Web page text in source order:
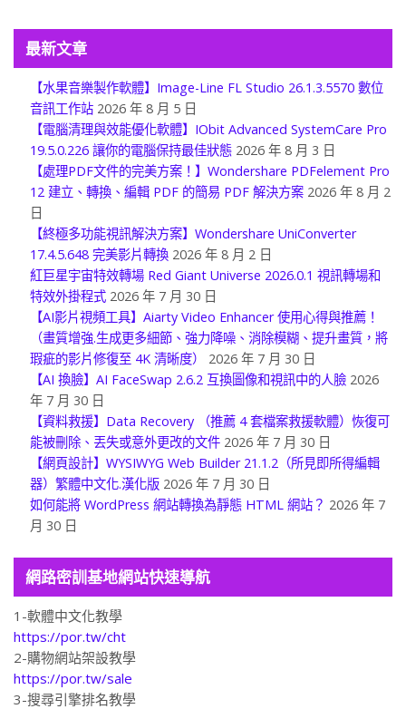
最新文章
【水果音樂製作軟體】Image-Line FL Studio 26.1.3.5570 數位
音訊工作站 2026 年 8 月 5 日
【電腦清理與效能優化軟體】IObit Advanced SystemCare Pro
19.5.0.226 讓你的電腦保持最佳狀態 2026 年 8 月 3 日
【處理PDF文件的完美方案！】Wondershare PDFelement Pro
12 建立、轉換、編輯 PDF 的簡易 PDF 解決方案 2026 年 8 月 2
日
【終極多功能視訊解決方案】Wondershare UniConverter
17.4.5.648 完美影片轉換 2026 年 8 月 2 日
紅巨星宇宙特效轉場 Red Giant Universe 2026.0.1 視訊轉場和
特效外掛程式 2026 年 7 月 30 日
【AI影片視頻工具】Aiarty Video Enhancer 使用心得與推薦！
（畫質增強.生成更多細節、強力降噪、消除模糊、提升畫質，將
瑕疵的影片修復至 4K 清晰度）
2026 年 7 月 30 日
【AI 換臉】AI FaceSwap 2.6.2 互換圖像和視訊中的人臉 2026
年 7 月 30 日
【資料救援】Data Recovery （推薦 4 套檔案救援軟體）恢復可
能被刪除、丟失或意外更改的文件 2026 年 7 月 30 日
【網頁設計】WYSIWYG Web Builder 21.1.2（所見即所得編輯
器）繁體中文化.漢化版 2026 年 7 月 30 日
如何能將 WordPress 網站轉換為靜態 HTML 網站？ 2026 年 7
月 30 日
網路密訓基地網站快速導航
1-軟體中文化教學
https://por.tw/cht
2-購物網站架設教學
https://por.tw/sale
3-搜尋引擎排名教學